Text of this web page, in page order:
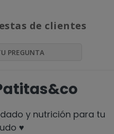
de clientes
PREGUNTA
y nutrición para tu
♥️